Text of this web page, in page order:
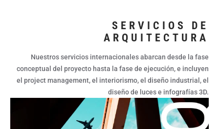
SERVICIOS DE
ARQUITECTURA
Nuestros servicios internacionales abarcan desde la fase
conceptual del proyecto hasta la fase de ejecución, e incluyen
el project management, el interiorismo, el diseño industrial, el
diseño de luces e infografías 3D.